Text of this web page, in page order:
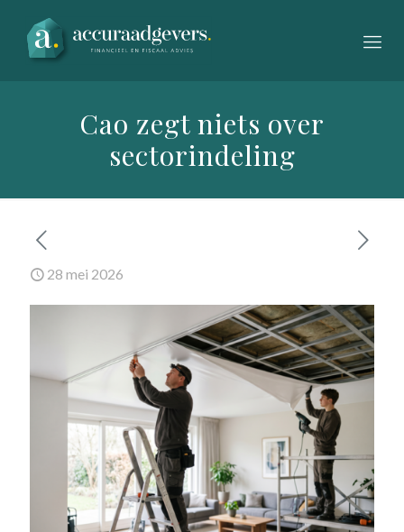
Cao zegt niets over
sectorindeling
28 mei 2026